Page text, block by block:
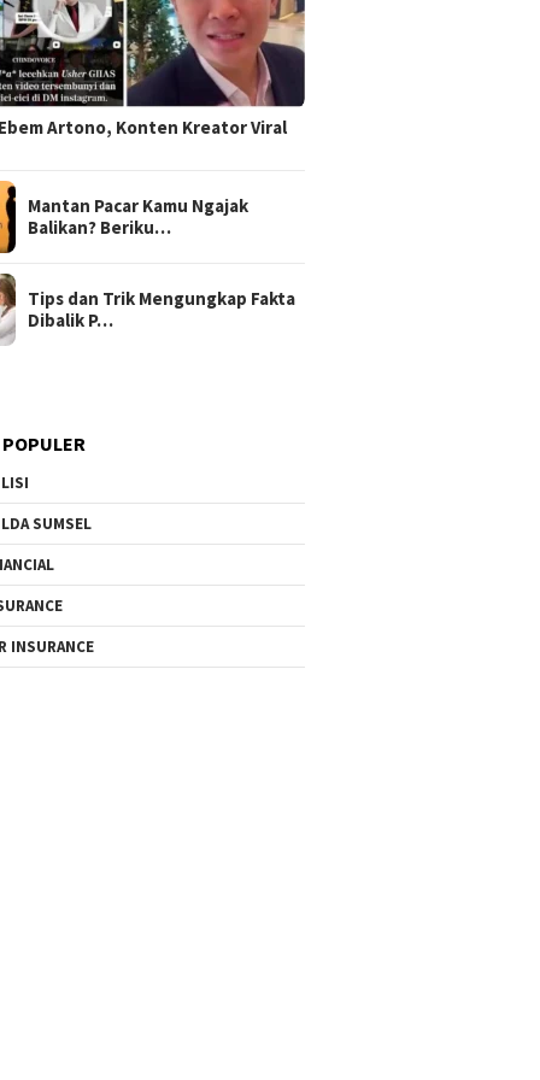
Artono, Konten Kreator Viral
Mantan Pacar Kamu Ngajak
Balikan? Beriku…
Tips dan Trik Mengungkap Fakta
Dibalik P…
SUMSEL
INSURANCE